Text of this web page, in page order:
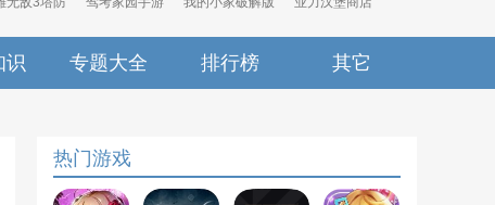
识 专题大全 排行榜 其它
热门游戏